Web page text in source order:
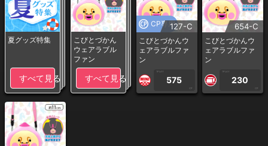
夏グッズ特集
すべて見る
こびとづかん
ウェアラブル
ファン
すべて見る
CP専用127-C
こびとづかんウ
ェアラブルファ
ン
1PLAY
575
CP
654-C
こびとづかんウ
ェアラブルファ
ン
1PLAY
230
CP